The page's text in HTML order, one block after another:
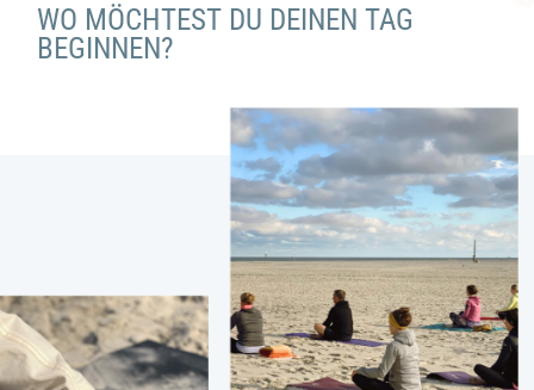
WO MÖCHTEST DU DEINEN TAG
BEGINNEN?